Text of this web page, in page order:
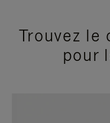
Trouvez le
pour